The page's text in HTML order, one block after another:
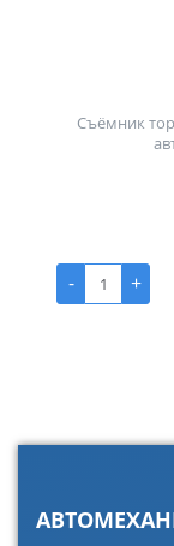
Съёмник
-
+